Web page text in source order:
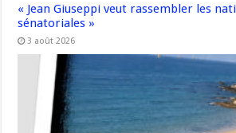
« Jean Giuseppi veut rassembler les
sénatoriales »
3 août 2026